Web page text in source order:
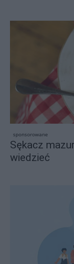
sponsorowane
Sękacz
wiedzieć